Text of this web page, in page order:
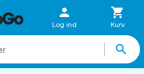
Log ind Kurv